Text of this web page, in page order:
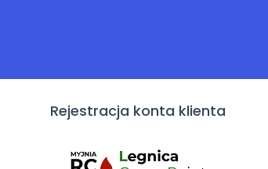
Rejestracja konta klienta